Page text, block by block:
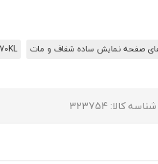
صفحه نمایش ساده شفاف و مات
شناسه کالا: 323754